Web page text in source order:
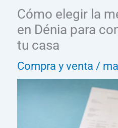
Cómo elegir la
en Dénia para
tu casa
Compra y venta /